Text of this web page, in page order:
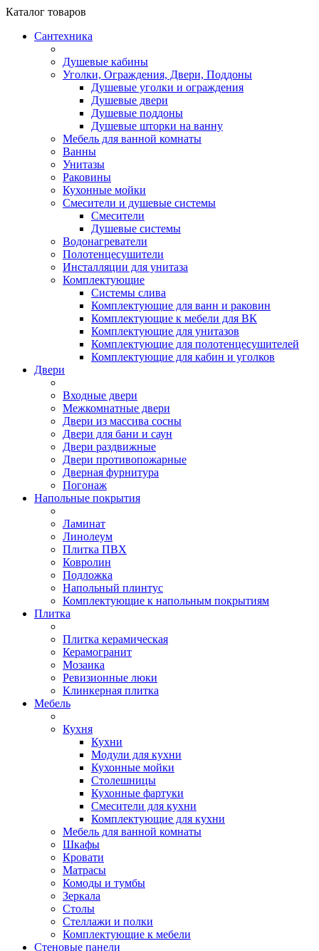
Каталог товаров
Сантехника
Душевые кабины
Уголки, Ограждения, Двери, Поддоны
Душевые уголки и ограждения
Душевые двери
Душевые поддоны
Душевые шторки на ванну
Мебель для ванной комнаты
Ванны
Унитазы
Раковины
Кухонные мойки
Смесители и душевые системы
Смесители
Душевые системы
Водонагреватели
Полотенцесушители
Инсталляции для унитаза
Комплектующие
Системы слива
Комплектующие для ванн и раковин
Комплектующие к мебели для ВК
Комплектующие для унитазов
Комплектующие для полотенцесушителей
Комплектующие для кабин и уголков
Двери
Входные двери
Межкомнатные двери
Двери из массива сосны
Двери для бани и саун
Двери раздвижные
Двери противопожарные
Дверная фурнитура
Погонаж
Напольные покрытия
Ламинат
Линолеум
Плитка ПВХ
Ковролин
Подложка
Напольный плинтус
Комплектующие к напольным покрытиям
Плитка
Плитка керамическая
Керамогранит
Мозаика
Ревизионные люки
Клинкерная плитка
Мебель
Кухня
Кухни
Модули для кухни
Кухонные мойки
Столешницы
Кухонные фартуки
Смесители для кухни
Комплектующие для кухни
Мебель для ванной комнаты
Шкафы
Кровати
Матрасы
Комоды и тумбы
Зеркала
Столы
Стеллажи и полки
Комплектующие к мебели
Стеновые панели